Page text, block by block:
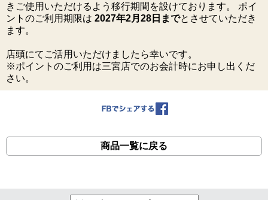
きご使用いただけるよう移行期間を設けております。 ポイ
ントのご利用期限は 2027年2月28日までとさせていただき
ます。
店頭にてご活用いただけましたら幸いです。
※ポイントのご利用は三宮店でのお会計時にお申し出くだ
さい。
商品一覧に戻る